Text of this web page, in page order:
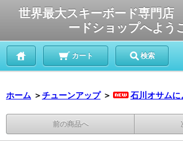
世界最大スキーボード専
ードショップへよう
カート 検索
ホーム ＞チューンアップ ＞ 石川オサムに
前の商品へ